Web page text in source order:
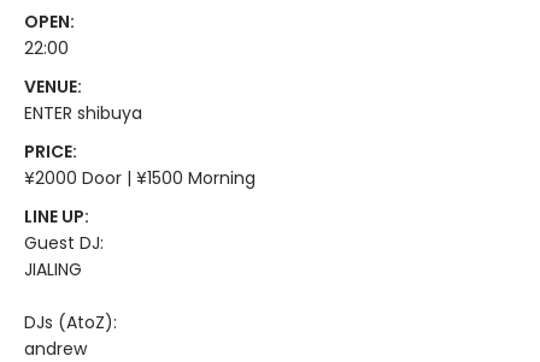
OPEN:
22:00
VENUE:
ENTER shibuya
PRICE:
¥2000 Door | ¥1500 Morning
LINE UP:
Guest DJ:
JIALING
DJs (AtoZ):
andrew